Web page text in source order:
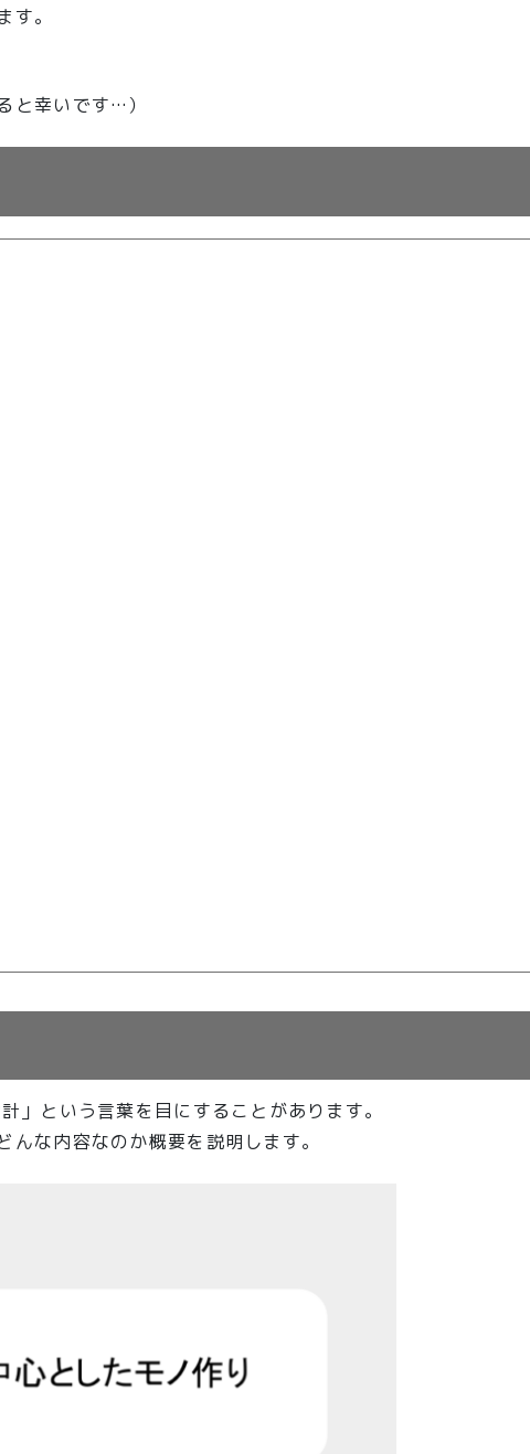
。
と幸いです…）
」という言葉を目にすることがあります。
んな内容なのか概要を説明します。